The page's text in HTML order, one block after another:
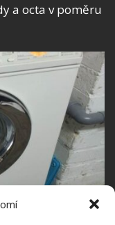
a octa v poměru